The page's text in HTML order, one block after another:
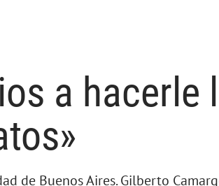
a hacerle
de Buenos Aires. Gilberto